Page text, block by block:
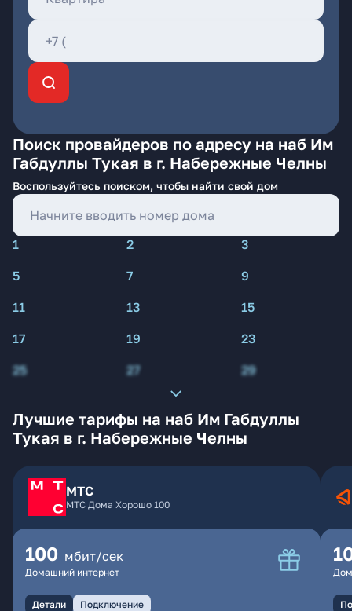
Поиск провайдеров по адресу на наб Им
Габдуллы Тукая в г. Набережные Челны
Воспользуйтесь поиском, чтобы найти свой дом
1 2
3
5
7
9
11
13
15
17
19
23
25
27 29
Лучшие тарифы на наб Им Габдуллы
Тукая в г. Набережные Челны
МТС
МТС Дома Хорошо 100
100 мбит/сек
Домашний интернет
Детали Подключение